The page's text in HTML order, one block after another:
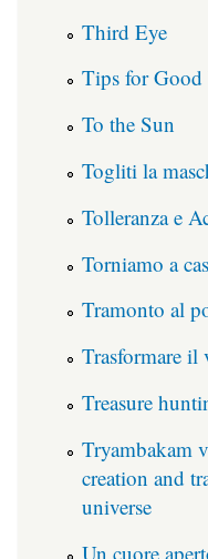
Third Eye
Tips for
To the Sun
Togliti la
Tolleranza e
Torniamo a
Tramonto al
Trasformare il
Treasure
Tryambakam
creation and
universe
Un cuore